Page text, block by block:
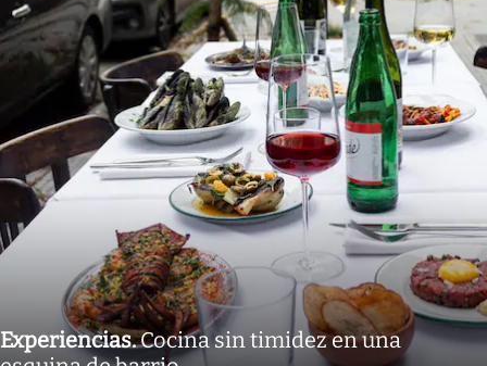
Experiencias.Cocina sin timidez en una